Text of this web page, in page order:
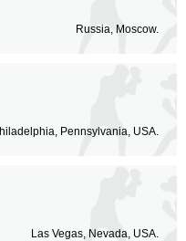
Russia, Moscow.
Pennsylvania, USA.
Las Vegas, Nevada, USA.